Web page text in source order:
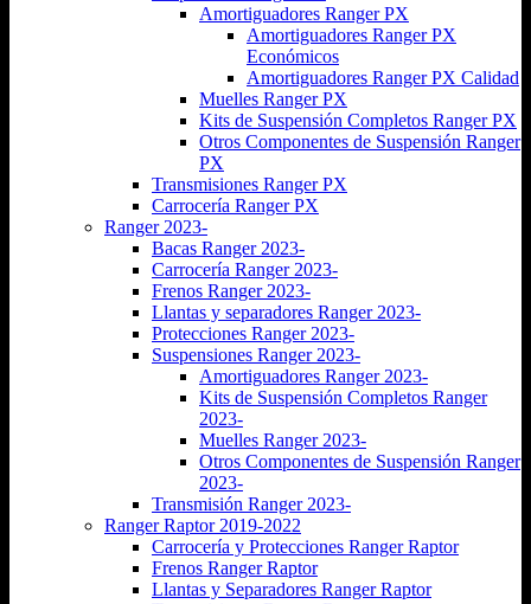
Amortiguadores Ranger PX
Amortiguadores Ranger PX
Económicos
Amortiguadores Ranger PX Calidad
Muelles Ranger PX
Kits de Suspensión Completos Ranger PX
Otros Componentes de Suspensión Ranger
PX
Transmisiones Ranger PX
Carrocería Ranger PX
Ranger 2023-
Bacas Ranger 2023-
Carrocería Ranger 2023-
Frenos Ranger 2023-
Llantas y separadores Ranger 2023-
Protecciones Ranger 2023-
Suspensiones Ranger 2023-
Amortiguadores Ranger 2023-
Kits de Suspensión Completos Ranger
2023-
Muelles Ranger 2023-
Otros Componentes de Suspensión Ranger
2023-
Transmisión Ranger 2023-
Ranger Raptor 2019-2022
Carrocería y Protecciones Ranger Raptor
Frenos Ranger Raptor
Llantas y Separadores Ranger Raptor